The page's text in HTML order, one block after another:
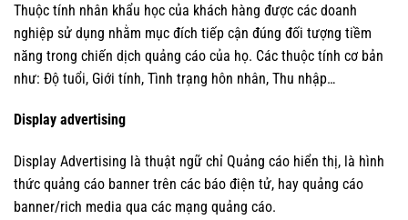
Thuộc tính nhân khẩu học của khách hàng được các doanh
nghiệp sử dụng nhằm mục đích tiếp cận đúng đối tượng tiềm
năng trong chiến dịch quảng cáo của họ. Các thuộc tính cơ bản
như: Độ tuổi, Giới tính, Tình trạng hôn nhân, Thu nhập…
Display advertising
Display Advertising là thuật ngữ chỉ Quảng cáo hiển thị, là hình
thức quảng cáo banner trên các báo điện tử, hay quảng cáo
banner/rich media qua các mạng quảng cáo.